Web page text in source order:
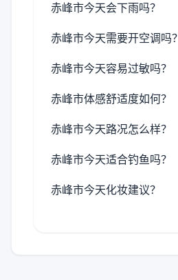
赤峰市今天会下雨吗？
赤峰市今天需要开空调吗？
赤峰市今天容易过敏吗？
赤峰市体感舒适度如何？
赤峰市今天路况怎么样？
赤峰市今天适合钓鱼吗？
赤峰市今天化妆建议？